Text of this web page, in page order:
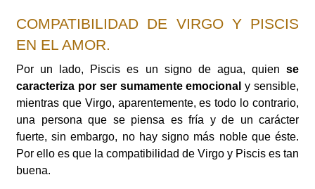
COMPATIBILIDAD DE VIRGO Y PISCIS
EN EL AMOR.
Por un lado, Piscis es un signo de agua, quien se
caracteriza por ser sumamente emocional y sensible,
mientras que Virgo, aparentemente, es todo lo contrario,
una persona que se piensa es fría y de un carácter
fuerte, sin embargo, no hay signo más noble que éste.
Por ello es que la compatibilidad de Virgo y Piscis es tan
buena.